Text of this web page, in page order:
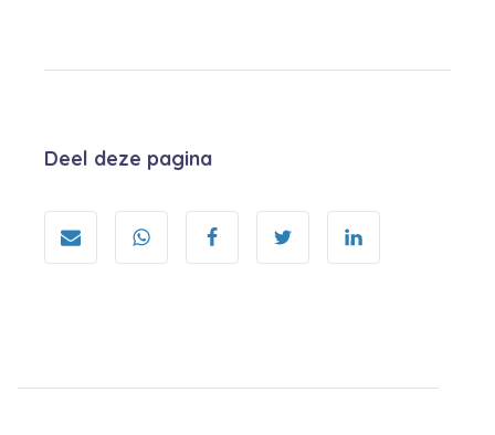
Deel deze pagina